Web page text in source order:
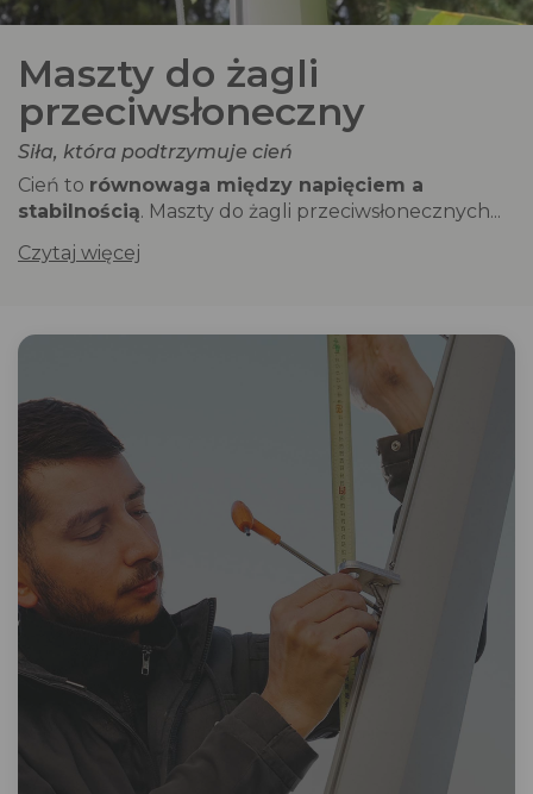
Maszty do żagli
przeciwsłoneczny
Siła, która podtrzymuje cień
Cień to równowaga między napięciem a
stabilnością. Maszty do żagli przeciwsłonecznych...
Czytaj więcej